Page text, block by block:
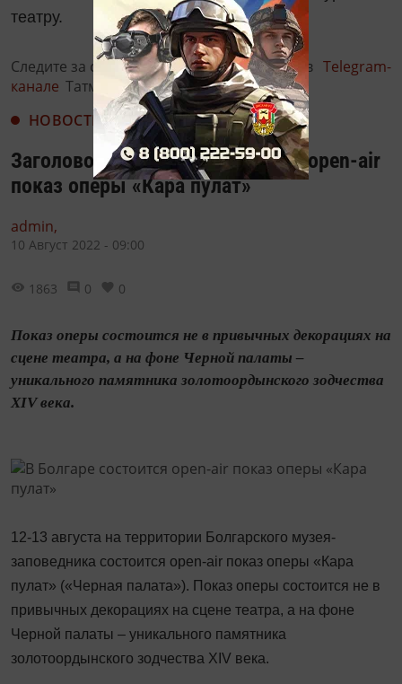
театру.
Следите за самым важным и интересным в Telegram-
канале Татмедиа
НОВОСТИ
Заголовок: В Болгаре состоится open-air
показ оперы «Кара пулат»
admin,
10 Август 2022 - 09:00
1863 0 0
Показ оперы состоится не в привычных декорациях на
сцене театра, а на фоне Черной палаты –
уникального памятника золотоордынского зодчества
XIV века.
12-13 августа на территории Болгарского музея-
заповедника состоится open-air показ оперы «Кара
пулат» («Черная палата»). Показ оперы состоится не в
привычных декорациях на сцене театра, а на фоне
Черной палаты – уникального памятника
золотоордынского зодчества XIV века.